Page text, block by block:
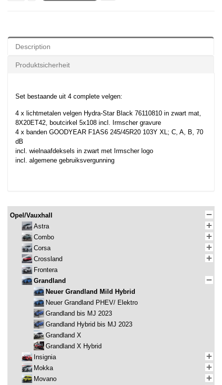
Description
Produktsicherheit
Set bestaande uit 4 complete velgen:
4 x lichtmetalen velgen Hydra-Star Black 76110810 in zwart mat,
8X20ET42, boutcirkel 5x108 incl. Irmscher gravure
4 x banden GOODYEAR F1AS6 245/45R20 103Y XL; C, A, B, 70
dB
incl. wielnaafdeksels in zwart met Irmscher logo
incl. algemene gebruiksvergunning
Opel/Vauxhall
Astra
Combo
Corsa
Crossland
Frontera
Grandland
Neuer Grandland Mild Hybrid
Neuer Grandland PHEV/ Elektro
Grandland bis MJ 2023
Grandland Hybrid bis MJ 2023
Grandland X
Grandland X Hybrid
Insignia
Mokka
Movano